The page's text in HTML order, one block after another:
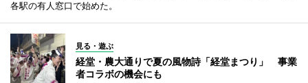
各駅の有人窓口で始めた。
見る・遊ぶ
経堂・農大通りで夏の風物詩「経堂まつり」 事業
者コラボの機会にも